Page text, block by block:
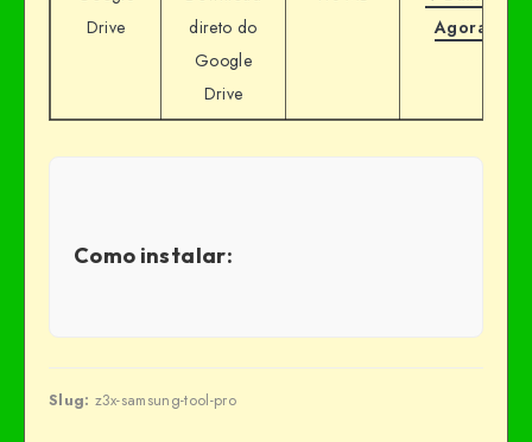
Drive
direto do
Google
Drive
Agora
Como instalar:
Slug: z3x-samsung-tool-pro